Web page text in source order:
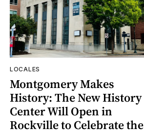
LOCALES
Montgomery Makes
History: The New History
Center Will Open in
Rockville to Celebrate the